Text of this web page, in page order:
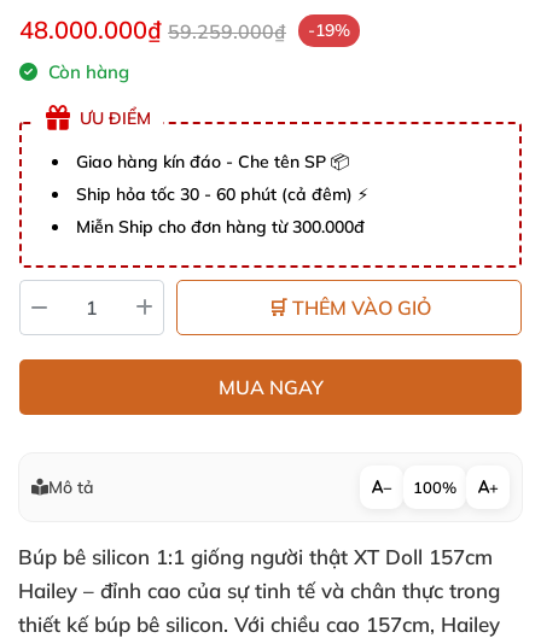
48.000.000₫ 59.259.000₫ -19%
Còn hàng
ƯU ĐIỂM
Giao hàng kín đáo - Che tên SP 📦
Ship hỏa tốc 30 - 60 phút (cả đêm) ⚡
Miễn Ship cho đơn hàng từ 300.000đ
🛒 THÊM VÀO GIỎ
MUA NGAY
Mô tả − 100% +
Búp bê silicon 1:1 giống người thật XT Doll 157cm
Hailey – đỉnh cao của sự tinh tế và chân thực trong
thiết kế búp bê silicon. Với chiều cao 157cm, Hailey